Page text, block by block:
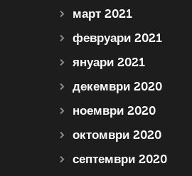
март 2021
февруари 2021
януари 2021
декември 2020
ноември 2020
октомври 2020
септември 2020